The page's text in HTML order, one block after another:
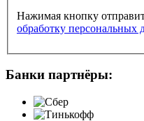
Нажимая кнопку
обработку персональных
Банки партнёры: